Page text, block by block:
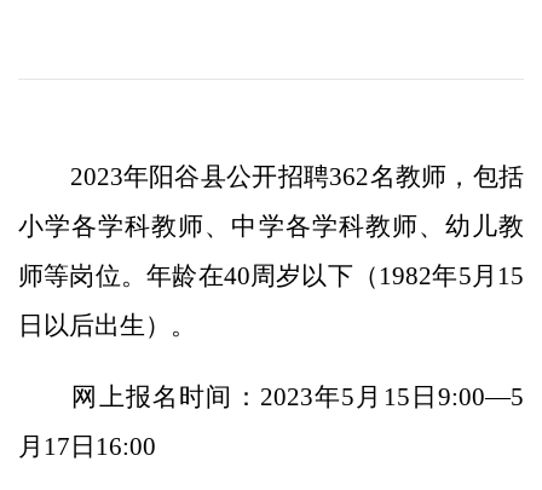
2023年阳谷县公开招聘362名教师，包括
小学各学科教师、中学各学科教师、幼儿教
师等岗位。年龄在40周岁以下（1982年5月15
日以后出生）。
网上报名时间：2023年5月15日9:00—5
月17日16:00